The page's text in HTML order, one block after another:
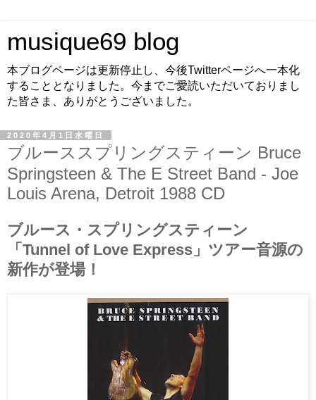
musique69 blog
本ブログページは更新停止し、今後Twitterページへ一本化
することとなりました。今までご愛読いただいておりまし
た皆さま、ありがとうございました。
2020年4月1日水曜日
ブルーススプリングスティーン Bruce
Springsteen & The E Street Band - Joe
Louis Arena, Detroit 1988 CD
ブルース・スプリングスティーン
「Tunnel of Love Express」ツアー音源の
新作が登場！